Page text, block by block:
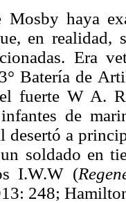
Mosby haya
en realidad,
Era
Batería de
fuerte W A.
de
desertó a
soldado en
I.W.W (
248;